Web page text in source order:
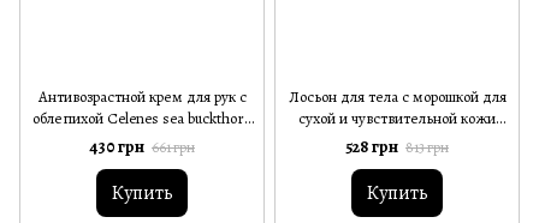
Антивозрастной крем для рук с
облепихой Celenes sea buckthorn
anti-aging hand cream unscented
75 мл
430 грн 661 грн
Купить
Лосьон для тела с морошкой для
сухой и чувствительной кожи
Celenes cloudberry body lotion
unscented 200 мл
528 грн 813 грн
Купить